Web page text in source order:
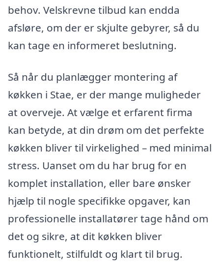
behov. Velskrevne tilbud kan endda
afsløre, om der er skjulte gebyrer, så du
kan tage en informeret beslutning.
Så når du planlægger montering af
køkken i Stae, er der mange muligheder
at overveje. At vælge et erfarent firma
kan betyde, at din drøm om det perfekte
køkken bliver til virkelighed – med minimal
stress. Uanset om du har brug for en
komplet installation, eller bare ønsker
hjælp til nogle specifikke opgaver, kan
professionelle installatører tage hånd om
det og sikre, at dit køkken bliver
funktionelt, stilfuldt og klart til brug.